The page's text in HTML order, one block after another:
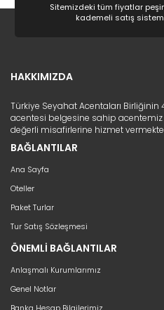
Sitemizdeki tüm fiyatlar
kademeli satış
HAKKIMIZDA
Türkiye Seyahat Acentaları Birliğinin
acentesi belgesine sahip acentemiz
değerli misafirlerine hizmet
BAĞLANTILAR
Ana Sayfa
Oteller
Paket Turlar
Tur Satış Sözleşmesi
ÖNEMLİ BAĞLANTILAR
Anlaşmalı Kurumlarımız
Genel Notlar
Banka Hesap Bilgilerimiz